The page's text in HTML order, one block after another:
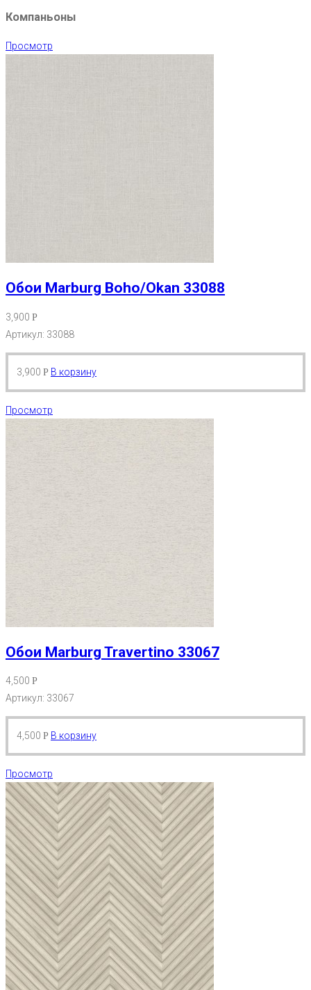
Компаньоны
Просмотр
Обои Marburg Boho/Okan 33088
3,900 Р
Артикул: 33088
3,900 Р В корзину
Просмотр
Обои Marburg Travertino 33067
4,500 Р
Артикул: 33067
4,500 Р В корзину
Просмотр